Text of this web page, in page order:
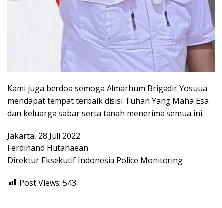
Kami juga berdoa semoga Almarhum Brigadir Yosuua
mendapat tempat terbaik disisi Tuhan Yang Maha Esa
dan keluarga sabar serta tanah menerima semua ini.
Jakarta, 28 Juli 2022
Ferdinand Hutahaean
Direktur Eksekutif Indonesia Police Monitoring
Post Views: 543